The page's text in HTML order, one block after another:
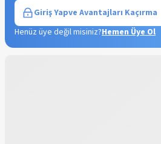
Giriş Yapve Avantajları Kaçırma
Henüz üye değil misiniz?Hemen Üye Ol